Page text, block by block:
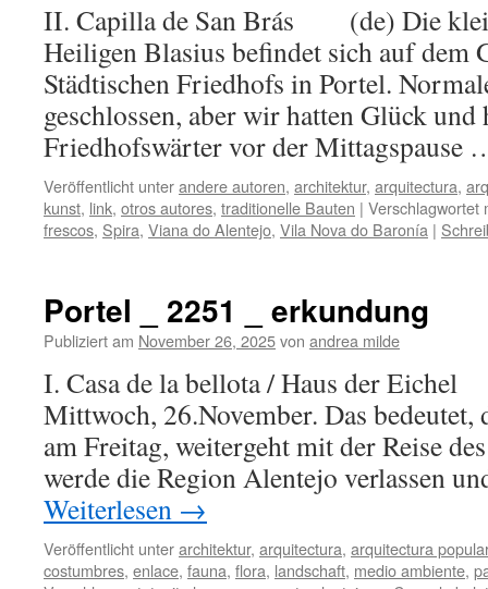
II. Capilla de San Brás (de) Die
Heiligen Blasius befindet sich auf dem
Städtischen Friedhofs in Portel.
geschlossen, aber wir hatten Glück und
Friedhofswärter vor der
Veröffentlicht unterandere autoren, architektur, arquitectura,
kunst, link, otros autores, traditionelle Bauten | Verschlagwortet
frescos, Spira, Viana do Alentejo, Vila Nova do Baronía |
Portel _ 2251 _ erkundung
Publiziert am November 26, 2025von andrea milde
I. Casa de la bellota / Haus der
Mittwoch, 26.November. Das bedeutet,
am Freitag, weitergeht mit der Reise
werde die Region Alentejo verlassen
Weiterlesen →
Veröffentlicht unterarchitektur, arquitectura, arquitectura popular
costumbres, enlace, fauna, flora, landschaft, medio ambiente,